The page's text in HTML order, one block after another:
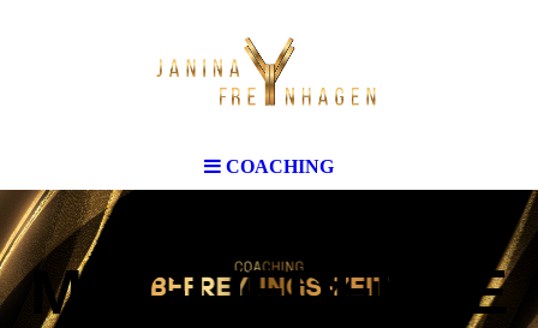
COACHING
MITGLIEDERBE